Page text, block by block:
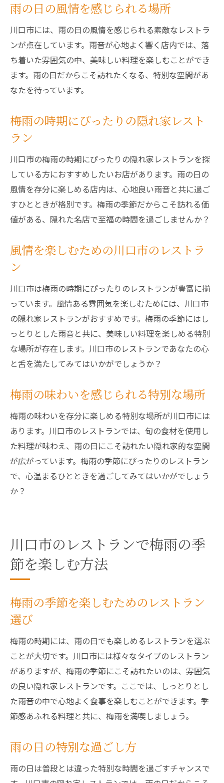
雨の日の風情を感じられる場所
川口市には、雨の日の風情を感じられる素敵なレストラ
ンが点在しています。雨音が心地よく響く店内では、落
ち着いた雰囲気の中、美味しい料理を楽しむことができ
ます。雨の日だからこそ訪れたくなる、特別な空間があ
なたを待っています。
梅雨の時期にぴったりの隠れ家レスト
ラン
川口市の梅雨の時期にぴったりの隠れ家レストランを探
している方におすすめしたいお店があります。雨の日の
風情を存分に楽しめる店内は、心地良い雨音と共に過ご
すひとときが格別です。梅雨の季節だからこそ訪れる価
値がある、隠れた名店で至福の時間を過ごしませんか？
風情を楽しむための川口市のレストラ
ン
川口市は梅雨の時期にぴったりのレストランが豊富に揃
っています。風情ある雰囲気を楽しむためには、川口市
の隠れ家レストランがおすすめです。梅雨の季節にはし
っとりとした雨音と共に、美味しい料理を楽しめる特別
な場所が存在します。川口市のレストランであなたの心
と舌を満たしてみてはいかがでしょうか？
梅雨の味わいを感じられる特別な場所
梅雨の味わいを存分に楽しめる特別な場所が川口市には
あります。川口市のレストランでは、旬の食材を使用し
た料理が味わえ、雨の日にこそ訪れたい隠れ家的な空間
が広がっています。梅雨の季節にぴったりのレストラン
で、心温まるひとときを過ごしてみてはいかがでしょう
か？
川口市のレストランで梅雨の季
節を楽しむ方法
梅雨の季節を楽しむためのレストラン
選び
梅雨の時期には、雨の日でも楽しめるレストランを選ぶ
ことが大切です。川口市には様々なタイプのレストラン
がありますが、梅雨の季節にこそ訪れたいのは、雰囲気
の良い隠れ家レストランです。ここでは、しっとりとし
た雨音の中で心地よく食事を楽しむことができます。季
節感あふれる料理と共に、梅雨を満喫しましょう。
雨の日の特別な過ごし方
雨の日は普段とは違った特別な時間を過ごすチャンスで